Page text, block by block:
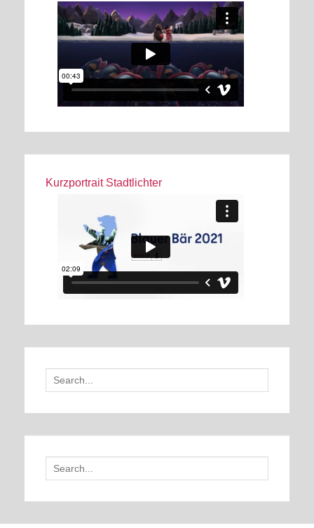
Kurzportrait Stadtlichter
Search
for:
Search
for: